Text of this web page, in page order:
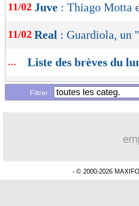
11/02 Juve : Thiago Motta
11/02 Real : Guardiola, un
... Liste des brèves du
Liste des brèves du
Filtrer :
- © 2000-2026